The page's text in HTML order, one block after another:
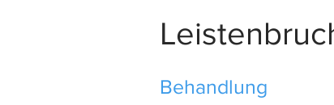
Behandlung